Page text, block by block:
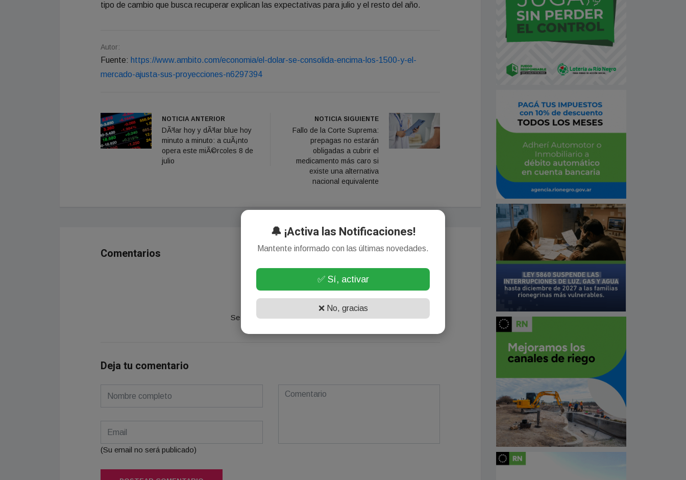
tipo de cambio que busca recuperar explican las expectativas para julio y el resto del año.
Autor:
Fuente: https://www.ambito.com/economia/el-dolar-se-consolida-encima-los-1500-y-el-
mercado-ajusta-sus-proyecciones-n6297394
NOTICIA ANTERIOR
DÃ³lar hoy y dÃ³lar blue hoy
minuto a minuto: a cuÃ¡nto
opera este miÃ©rcoles 8 de
julio
NOTICIA SIGUIENTE
Fallo de la Corte Suprema:
prepagas no estarán
obligadas a cubrir el
medicamento más caro si
existe una alternativa
nacional equivalente
Comentarios
¡Sin comentarios aún!
Se el primero en comentar este artículo.
Deja tu comentario
(Su email no será publicado)
🔔 ¡Activa las Notificaciones!
Mantente informado con las últimas novedades.
✅ Sí, activar
❌ No, gracias